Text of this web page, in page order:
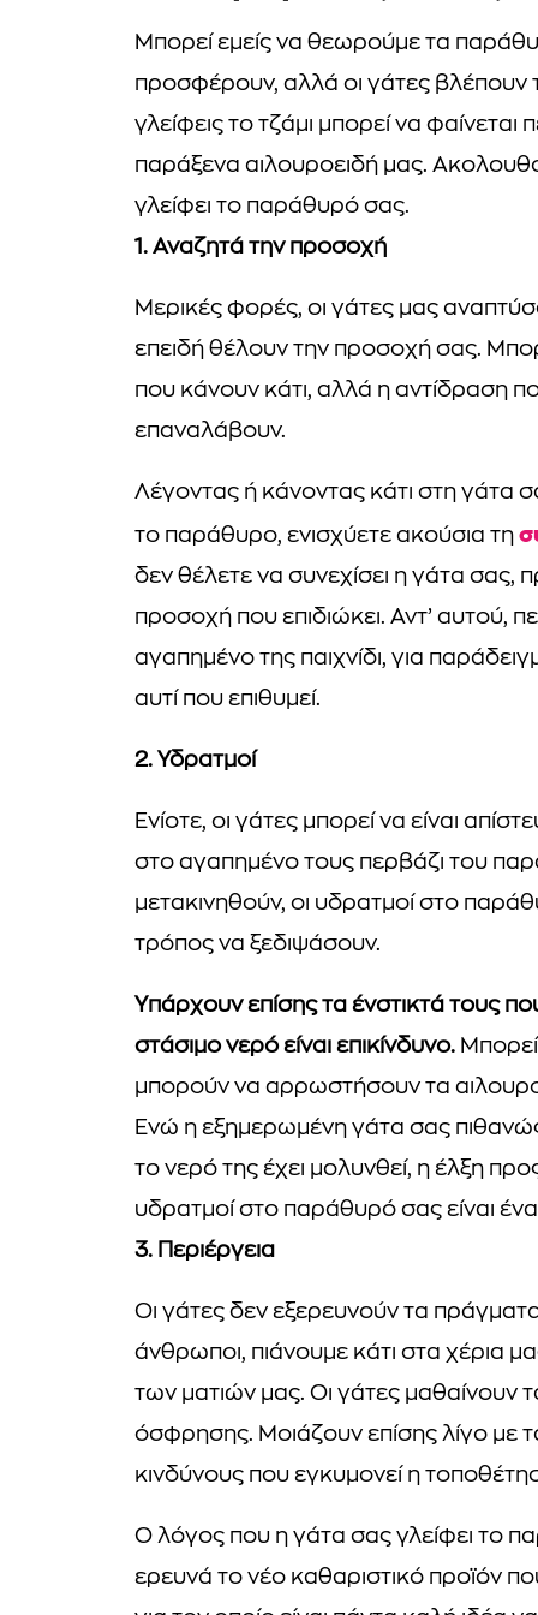
Μπορεί εμείς να θεωρούμε τα
προσφέρουν, αλλά οι γάτες
γλείφεις το τζάμι μπορεί να
παράξενα αιλουροειδή μας.
γλείφει το παράθυρό σας.
1. Αναζητά την προσοχή
Μερικές φορές, οι γάτες μας
επειδή θέλουν την προσοχή σας.
που κάνουν κάτι, αλλά η αντίδραση
επαναλάβουν.
Λέγοντας ή κάνοντας κάτι στη γάτα
το παράθυρο, ενισχύετε ακούσια τη
δεν θέλετε να συνεχίσει η γάτα σας,
προσοχή που επιδιώκει. Αντ’ αυτού,
αγαπημένο της παιχνίδι, για
αυτί που επιθυμεί.
2. Υδρατμοί
Ενίοτε, οι γάτες μπορεί να είναι
στο αγαπημένο τους περβάζι του
μετακινηθούν, οι υδρατμοί στο
τρόπος να ξεδιψάσουν.
Υπάρχουν επίσης τα ένστικτά τους
στάσιμο νερό είναι επικίνδυνο.
μπορούν να αρρωστήσουν τα
Ενώ η εξημερωμένη γάτα σας
το νερό της έχει μολυνθεί, η έλξη
υδρατμοί στο παράθυρό σας είναι
3. Περιέργεια
Οι γάτες δεν εξερευνούν τα
άνθρωποι, πιάνουμε κάτι στα χέρια
των ματιών μας. Οι γάτες μαθαίνουν
όσφρησης. Μοιάζουν επίσης λίγο με
κινδύνους που εγκυμονεί η
Ο λόγος που η γάτα σας γλείφει το
ερευνά το νέο καθαριστικό προϊόν